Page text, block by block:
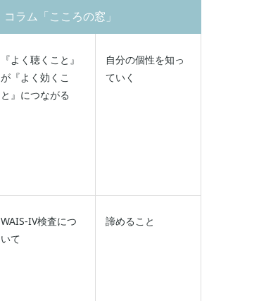
コラム「こころの窓」
『よく聴くこと』
が『よく効くこ
と』につながる
自分の個性を知っ
ていく
WAIS-IV検査につ
いて
諦めること